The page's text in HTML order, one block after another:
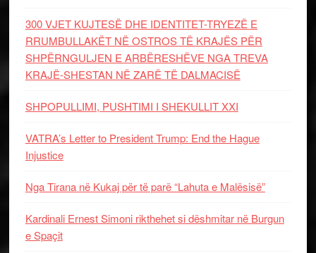
300 VJET KUJTESË DHE IDENTITET-TRYEZË E
RRUMBULLAKËT NË OSTROS TË KRAJËS PËR
SHPËRNGULJEN E ARBËRESHËVE NGA TREVA
KRAJË-SHESTAN NË ZARË TË DALMACISË
SHPOPULLIMI, PUSHTIMI I SHEKULLIT XXI
VATRA’s Letter to President Trump: End the Hague
Injustice
Nga Tirana në Kukaj për të parë “Lahuta e Malësisë”
Kardinali Ernest Simoni rikthehet si dëshmitar në Burgun
e Spaçit